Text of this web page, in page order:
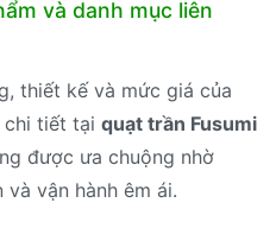
và danh mục liên
thiết kế và mức giá của
chi tiết tại quạt trần Fusumi
được ưa chuộng nhờ
vận hành êm ái.